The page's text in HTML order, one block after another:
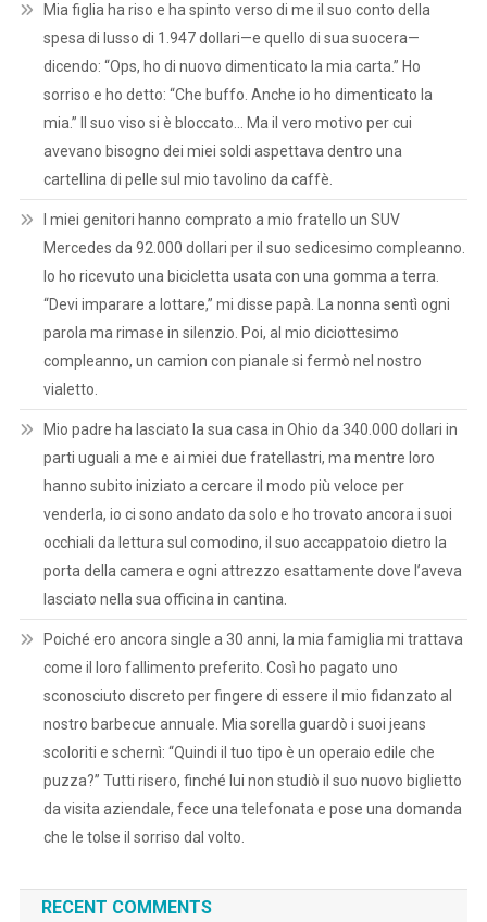
Mia figlia ha riso e ha spinto verso di me il suo conto della
spesa di lusso di 1.947 dollari—e quello di sua suocera—
dicendo: “Ops, ho di nuovo dimenticato la mia carta.” Ho
sorriso e ho detto: “Che buffo. Anche io ho dimenticato la
mia.” Il suo viso si è bloccato… Ma il vero motivo per cui
avevano bisogno dei miei soldi aspettava dentro una
cartellina di pelle sul mio tavolino da caffè.
I miei genitori hanno comprato a mio fratello un SUV
Mercedes da 92.000 dollari per il suo sedicesimo compleanno.
Io ho ricevuto una bicicletta usata con una gomma a terra.
“Devi imparare a lottare,” mi disse papà. La nonna sentì ogni
parola ma rimase in silenzio. Poi, al mio diciottesimo
compleanno, un camion con pianale si fermò nel nostro
vialetto.
Mio padre ha lasciato la sua casa in Ohio da 340.000 dollari in
parti uguali a me e ai miei due fratellastri, ma mentre loro
hanno subito iniziato a cercare il modo più veloce per
venderla, io ci sono andato da solo e ho trovato ancora i suoi
occhiali da lettura sul comodino, il suo accappatoio dietro la
porta della camera e ogni attrezzo esattamente dove l’aveva
lasciato nella sua officina in cantina.
Poiché ero ancora single a 30 anni, la mia famiglia mi trattava
come il loro fallimento preferito. Così ho pagato uno
sconosciuto discreto per fingere di essere il mio fidanzato al
nostro barbecue annuale. Mia sorella guardò i suoi jeans
scoloriti e schernì: “Quindi il tuo tipo è un operaio edile che
puzza?” Tutti risero, finché lui non studiò il suo nuovo biglietto
da visita aziendale, fece una telefonata e pose una domanda
che le tolse il sorriso dal volto.
RECENT COMMENTS